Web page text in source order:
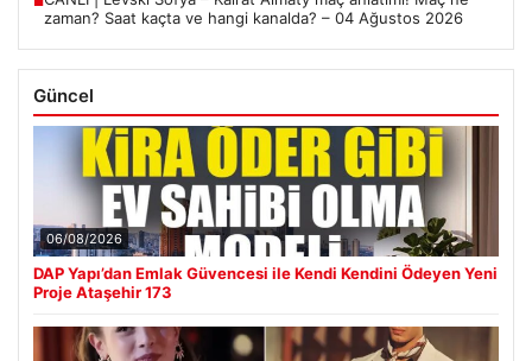
zaman? Saat kaçta ve hangi kanalda? – 04 Ağustos 2026
Güncel
06/08/2026
DAP Yapı’dan Emlak Güvencesi ile Kendi Kendini Ödeyen Yeni
Proje Ataşehir 173